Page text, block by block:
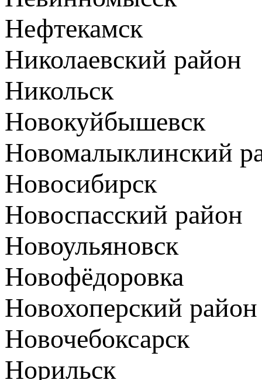
Нефтекамск
Николаевский район
Никольск
Новокуйбышевск
Новомалыклинский
Новосибирск
Новоспасский район
Новоульяновск
Новофёдоровка
Новохоперский район
Новочебоксарск
Норильск